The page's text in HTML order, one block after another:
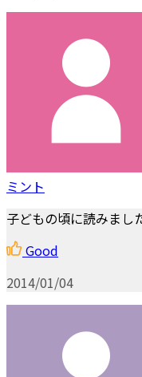
ミント
子どもの頃に読みまし
Good
2014/01/04